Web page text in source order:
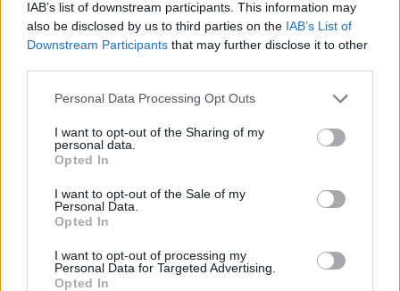
IAB’s list of downstream participants. This information may
also be disclosed by us to third parties on the IAB’s List of
Downstream Participants that may further disclose it to other
Personal Data Processing Opt Outs
I want to opt-out of the Sharing of my
personal data.
Opted In
I want to opt-out of the Sale of my
Personal Data.
Opted In
I want to opt-out of processing my
Personal Data for Targeted Advertising.
Opted In